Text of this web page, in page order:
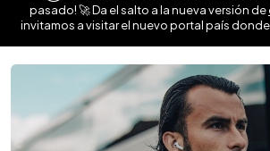
pasado! 🚀 Da el salto a la nueva versión de
invitamos a visitar el nuevo portal país